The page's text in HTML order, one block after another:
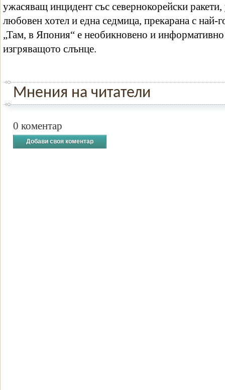
ужасяващ инцидент със севернокорейски
любовен хотел и една седмица, прекарана с най-
„Там, в Япония“ е необикновено и
изгряващото слънце.
Мнения на читатели
0 коментар
Добави своя коментар